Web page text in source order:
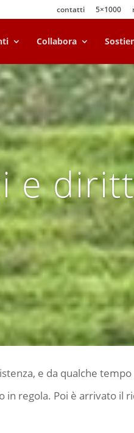
contatti 5×1000
Collabora
e
e da qualche
regola. Poi è arrivato il